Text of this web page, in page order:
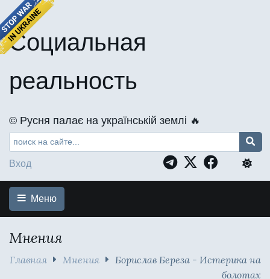
Социальная
реальность
©️ Русня палає на українській землі 🔥
Вход
Меню
Мнения
Главная Мнения
Борислав Береза - Истерика на
болотах